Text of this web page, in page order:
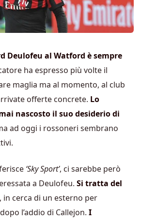
Deulofeu al Watford è sempre
ha espresso più volte il
maglia ma al momento, al club
offerte concrete. Lo
nascosto il suo desiderio di
ad oggi i rossoneri sembrano
‘Sky Sport’, ci sarebbe però
a Deulofeu. Si tratta del
, in cerca di un esterno per
l’addio di Callejon. I